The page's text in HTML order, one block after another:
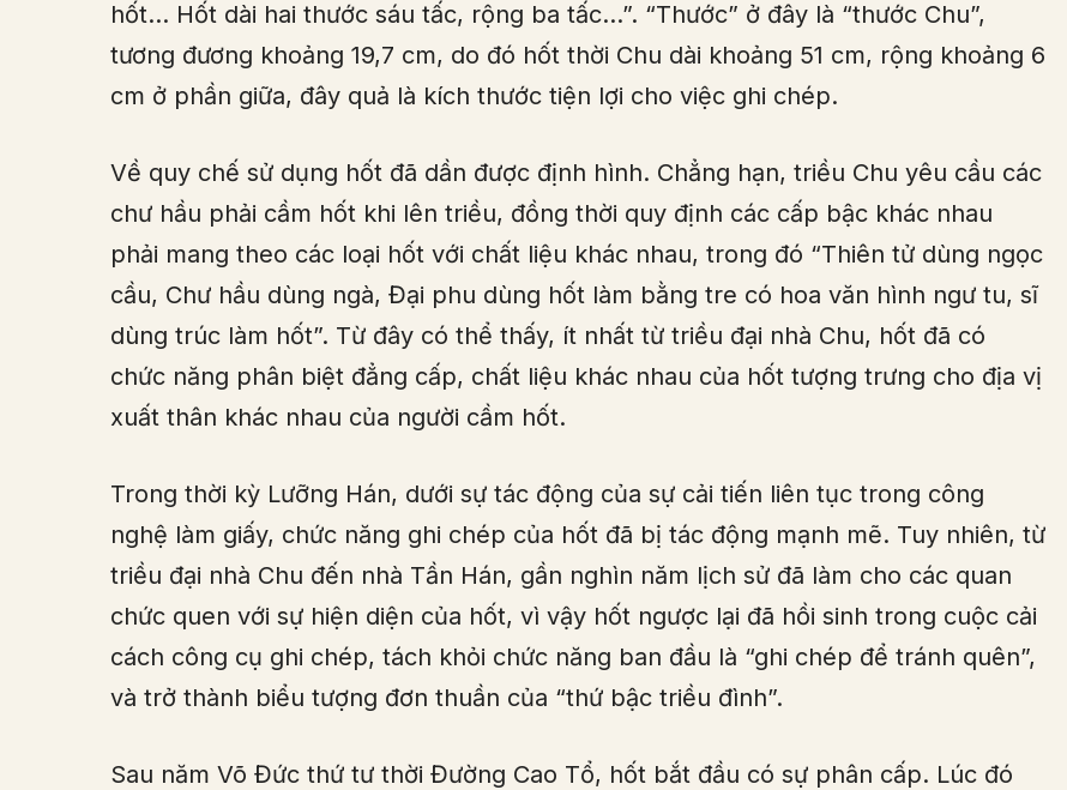
hốt… Hốt dài hai thước sáu tấc, rộng ba tấc…”. “Thước” ở đây là “thước Chu”,
tương đương khoảng 19,7 cm, do đó hốt thời Chu dài khoảng 51 cm, rộng khoảng 6
cm ở phần giữa, đây quả là kích thước tiện lợi cho việc ghi chép.
Về quy chế sử dụng hốt đã dần được định hình. Chẳng hạn, triều Chu yêu cầu các
chư hầu phải cầm hốt khi lên triều, đồng thời quy định các cấp bậc khác nhau
phải mang theo các loại hốt với chất liệu khác nhau, trong đó “Thiên tử dùng ngọc
cầu, Chư hầu dùng ngà, Đại phu dùng hốt làm bằng tre có hoa văn hình ngư tu, sĩ
dùng trúc làm hốt”. Từ đây có thể thấy, ít nhất từ triều đại nhà Chu, hốt đã có
chức năng phân biệt đẳng cấp, chất liệu khác nhau của hốt tượng trưng cho địa vị
xuất thân khác nhau của người cầm hốt.
Trong thời kỳ Lưỡng Hán, dưới sự tác động của sự cải tiến liên tục trong công
nghệ làm giấy, chức năng ghi chép của hốt đã bị tác động mạnh mẽ. Tuy nhiên, từ
triều đại nhà Chu đến nhà Tần Hán, gần nghìn năm lịch sử đã làm cho các quan
chức quen với sự hiện diện của hốt, vì vậy hốt ngược lại đã hồi sinh trong cuộc cải
cách công cụ ghi chép, tách khỏi chức năng ban đầu là “ghi chép để tránh quên”,
và trở thành biểu tượng đơn thuần của “thứ bậc triều đình”.
Sau năm Võ Đức thứ tư thời Đường Cao Tổ, hốt bắt đầu có sự phân cấp. Lúc đó